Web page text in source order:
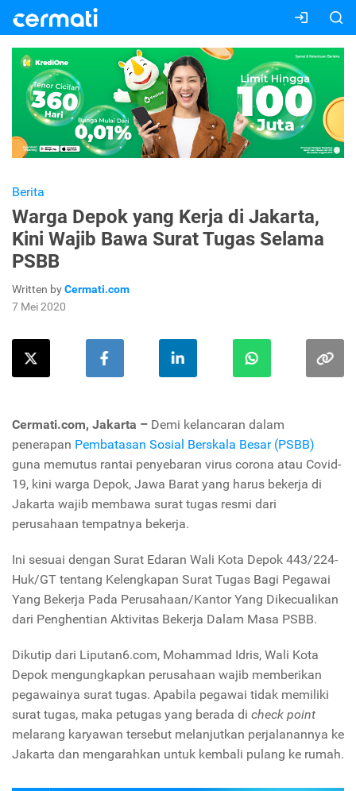
Berita
Warga Depok yang Kerja di Jakarta,
Kini Wajib Bawa Surat Tugas Selama
PSBB
Written byCermati.com
7 Mei 2020
Cermati.com, Jakarta – Demi kelancaran dalam
penerapan Pembatasan Sosial Berskala Besar (PSBB)
guna memutus rantai penyebaran virus corona atau Covid-
19, kini warga Depok, Jawa Barat yang harus bekerja di
Jakarta wajib membawa surat tugas resmi dari
perusahaan tempatnya bekerja.
Ini sesuai dengan Surat Edaran Wali Kota Depok 443/224-
Huk/GT tentang Kelengkapan Surat Tugas Bagi Pegawai
Yang Bekerja Pada Perusahaan/Kantor Yang Dikecualikan
dari Penghentian Aktivitas Bekerja Dalam Masa PSBB.
Dikutip dari Liputan6.com, Mohammad Idris, Wali Kota
Depok mengungkapkan perusahaan wajib memberikan
pegawainya surat tugas. Apabila pegawai tidak memiliki
surat tugas, maka petugas yang berada di check point
melarang karyawan tersebut melanjutkan perjalanannya ke
Jakarta dan mengarahkan untuk kembali pulang ke rumah.